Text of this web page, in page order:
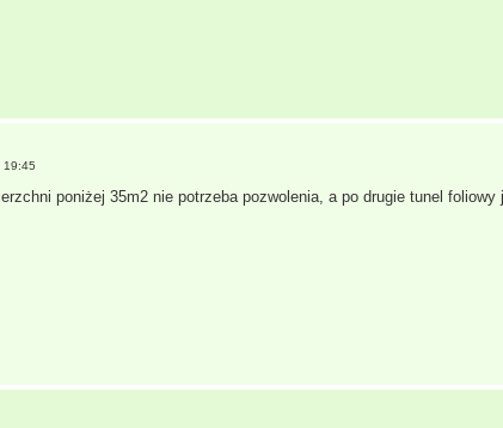
19:45
poniżej 35m2 nie potrzeba pozwolenia, a po drugie tunel